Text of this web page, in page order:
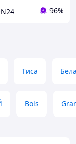
96%
Тиса
Bols